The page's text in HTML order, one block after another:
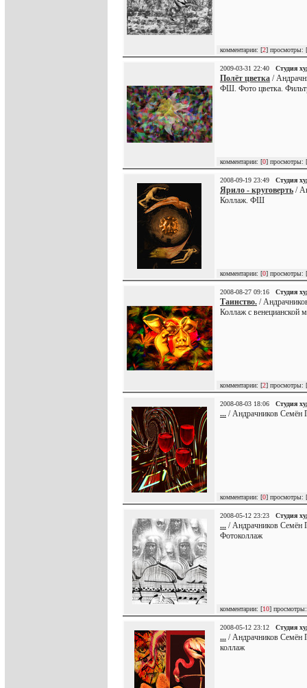
комментарии: [2] просмотры: [
2009-03-31 22:40 Студия
Полёт цветка /
ФШ. Фото цветка.
комментарии: [0] просмотры: [
2008-09-19 23:49 Студия
Ярило - круговерть /
Коллаж. ФШ
комментарии: [0] просмотры: [
2008-08-27 09:16 Студия
Таинство. /
Коллаж с венецианской
комментарии: [2] просмотры: [
2008-08-03 18:06 Студия
... / Андрачников Семён
комментарии: [0] просмотры: [
2008-05-12 23:23 Студия
... / Андрачников Семён
Фотоколлаж
комментарии: [10]
2008-05-12 23:12 Студия
... / Андрачников Семён
коллаж